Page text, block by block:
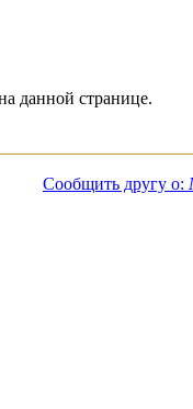
данной странице.
Сообщить другу о: